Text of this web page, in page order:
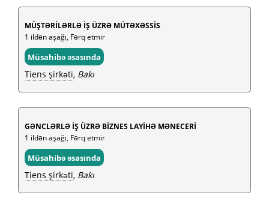
MÜŞTƏRİLƏRLƏ İŞ ÜZRƏ MÜTƏXƏSSİS
1 ildən aşağı, Fərq etmir
Müsahibə əsasında
Tiens şirkəti, Bakı
GƏNCLƏRLƏ İŞ ÜZRƏ BİZNES LAYİHƏ MƏNECERİ
1 ildən aşağı, Fərq etmir
Müsahibə əsasında
Tiens şirkəti, Bakı